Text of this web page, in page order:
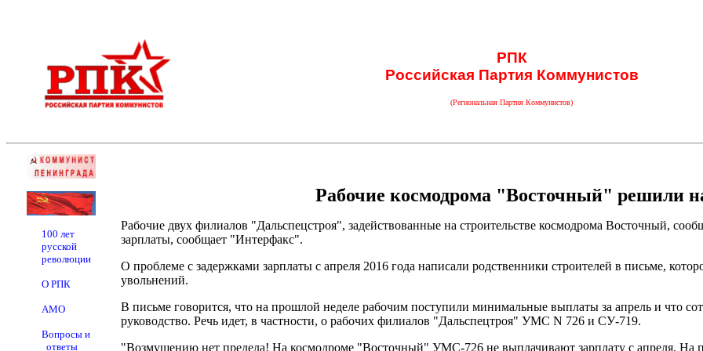
РПК
Российская Партия Коммунистов
(Региональная Партия Коммунистов)
100 лет
русской
революции
О РПК
АМО
Вопросы и
ответы
Рабочие космодрома "Восточный" решили
Рабочие двух филиалов "Дальспецстроя", задействованные на строительстве космодрома Восточный,
зарплаты, сообщает "Интерфакс".
О проблеме с задержками зарплаты с апреля 2016 года написали родственники строителей в письме,
увольнений.
В письме говорится, что на прошлой неделе рабочим поступили минимальные выплаты за апрель и что
руководство. Речь идет, в частности, о рабочих филиалов "Дальспецтроя" УМС N 726 и СУ-719.
"Возмущению нет предела! На космодроме "Восточный" УМС-726 не выплачивают зарплату с апреля. На